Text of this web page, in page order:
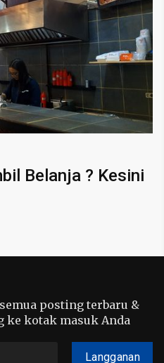
Belanja ? Kesini
posting terbaru &
kotak masuk Anda
Langganan